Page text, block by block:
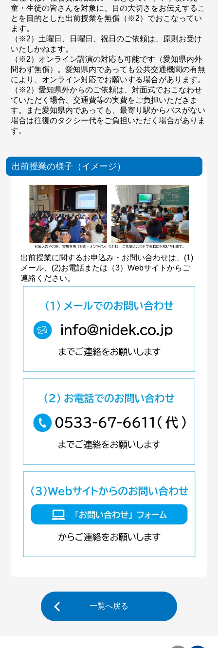
童・生徒の皆さんを対象に、目の大切さをお伝えするこ
とを目的とした出前授業を無償（※2）でおこなってい
ます。
（※2）土曜日、日曜日、祝日のご依頼は、原則お受け
いたしかねます。
（※2）オンライン講演の対応も可能です（愛知県内外
問わず無償）。愛知県内であっても公共交通機関の有無
により、オンライン対応でお願いする場合があります。
（※2）愛知県外からのご依頼は、対面式でおこなわせ
ていただく場合、交通費等の実費をご負担いただきま
す。また愛知県内であっても、最寄り駅からバスがない
場合は往復のタクシー代をご負担いただく場合がありま
す。
出前授業の様子（イメージ）
出前授業に関するお申込み・お問い合わせは、(1)
メール、(2)お電話または（3）Webサイトからご
連絡ください。
一覧へ戻る